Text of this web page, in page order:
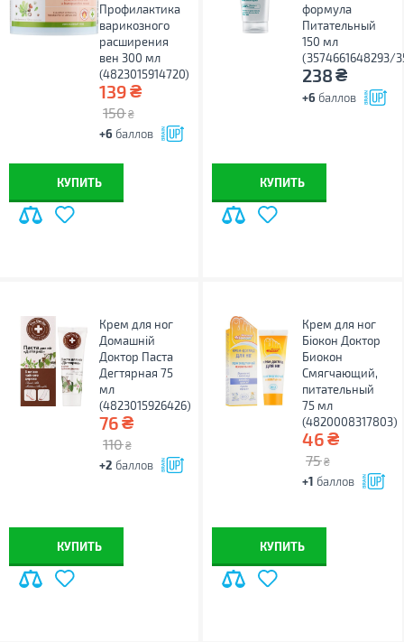
Профилактика
варикозного
расширения
вен 300 мл
(4823015914720)
139₴
150 ₴
+6 баллов
КУПИТЬ
формула
Питательный
150 мл
(3574661648293/
238₴
+6 баллов
КУПИТЬ
Крем для ног
Домашній
Доктор Паста
Дегтярная 75
мл
(4823015926426)
76₴
110 ₴
+2 баллов
КУПИТЬ
Крем для ног
Біокон Доктор
Биокон
Смягчающий,
питательный
75 мл
(4820008317803)
46₴
75 ₴
+1 баллов
КУПИТЬ